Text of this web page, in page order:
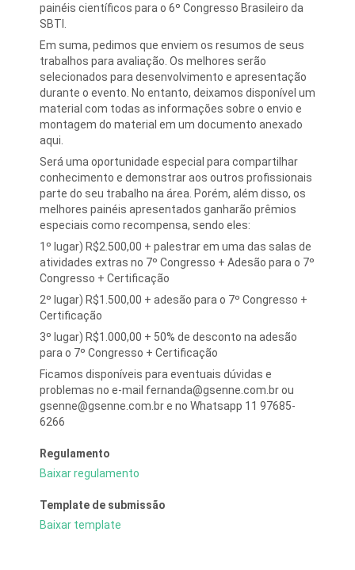
painéis científicos para o 6º Congresso Brasileiro da
SBTI.
Em suma, pedimos que enviem os resumos de seus
trabalhos para avaliação. Os melhores serão
selecionados para desenvolvimento e apresentação
durante o evento. No entanto, deixamos disponível um
material com todas as informações sobre o envio e
montagem do material em um documento anexado
aqui.
Será uma oportunidade especial para compartilhar
conhecimento e demonstrar aos outros profissionais
parte do seu trabalho na área. Porém, além disso, os
melhores painéis apresentados ganharão prêmios
especiais como recompensa, sendo eles:
1º lugar) R$2.500,00 + palestrar em uma das salas de
atividades extras no 7º Congresso + Adesão para o 7º
Congresso + Certificação
2º lugar) R$1.500,00 + adesão para o 7º Congresso +
Certificação
3º lugar) R$1.000,00 + 50% de desconto na adesão
para o 7º Congresso + Certificação
Ficamos disponíveis para eventuais dúvidas e
problemas no e-mail fernanda@gsenne.com.br ou
gsenne@gsenne.com.br e no Whatsapp 11 97685-
6266
Regulamento
Baixar regulamento
Template de submissão
Baixar template